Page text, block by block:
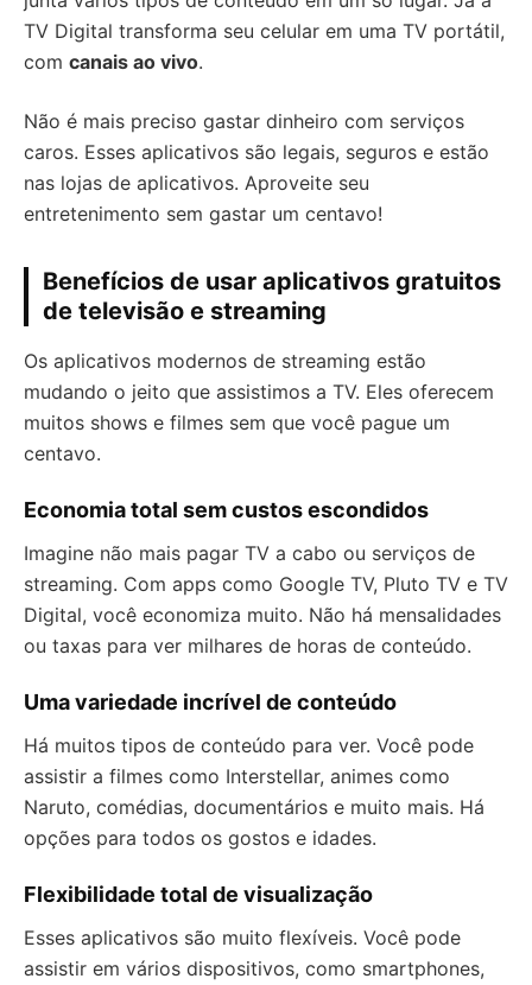
TV Digital transforma seu celular em uma TV portátil,
com canais ao vivo.
Não é mais preciso gastar dinheiro com serviços
caros. Esses aplicativos são legais, seguros e estão
nas lojas de aplicativos. Aproveite seu
entretenimento sem gastar um centavo!
Benefícios de usar aplicativos gratuitos
de televisão e streaming
Os aplicativos modernos de streaming estão
mudando o jeito que assistimos a TV. Eles oferecem
muitos shows e filmes sem que você pague um
centavo.
Economia total sem custos escondidos
Imagine não mais pagar TV a cabo ou serviços de
streaming. Com apps como Google TV, Pluto TV e TV
Digital, você economiza muito. Não há mensalidades
ou taxas para ver milhares de horas de conteúdo.
Uma variedade incrível de conteúdo
Há muitos tipos de conteúdo para ver. Você pode
assistir a filmes como Interstellar, animes como
Naruto, comédias, documentários e muito mais. Há
opções para todos os gostos e idades.
Flexibilidade total de visualização
Esses aplicativos são muito flexíveis. Você pode
assistir em vários dispositivos, como smartphones,